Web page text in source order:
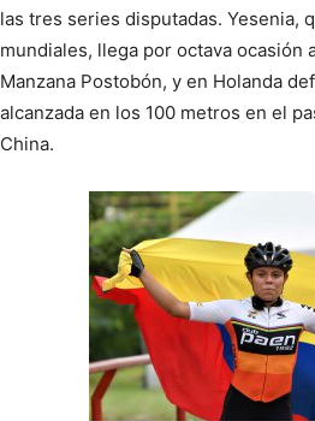
las tres series disputadas. Yesenia,
mundiales, llega por octava ocasión
Manzana Postobón, y en Holanda
alcanzada en los 100 metros en el
China.